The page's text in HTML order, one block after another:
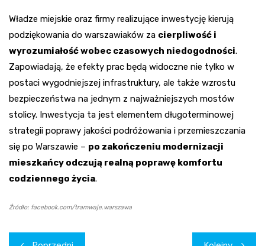
Władze miejskie oraz firmy realizujące inwestycję kierują
podziękowania do warszawiaków za cierpliwość i
wyrozumiałość wobec czasowych niedogodności.
Zapowiadają, że efekty prac będą widoczne nie tylko w
postaci wygodniejszej infrastruktury, ale także wzrostu
bezpieczeństwa na jednym z najważniejszych mostów
stolicy. Inwestycja ta jest elementem długoterminowej
strategii poprawy jakości podróżowania i przemieszczania
się po Warszawie – po zakończeniu modernizacji
mieszkańcy odczują realną poprawę komfortu
codziennego życia.
Źródło: facebook.com/tramwaje.warszawa